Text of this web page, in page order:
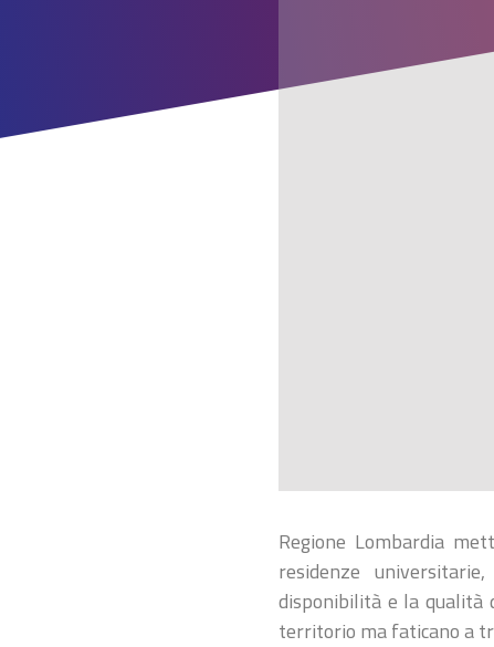
Regione Lombardia
residenze
disponibilità e la
territorio ma faticano a